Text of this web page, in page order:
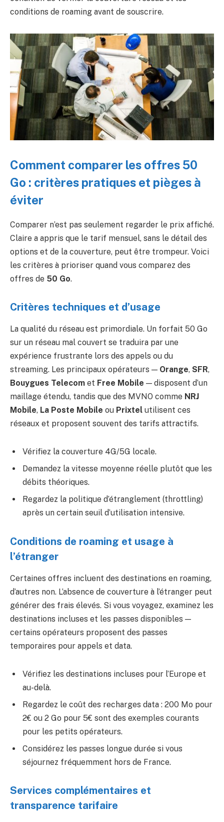
conditions de roaming avant de souscrire.
Comment comparer les offres 50
Go : critères pratiques et pièges à
éviter
Comparer n’est pas seulement regarder le prix affiché.
Claire a appris que le tarif mensuel, sans le détail des
options et de la couverture, peut être trompeur. Voici
les critères à prioriser quand vous comparez des
offres de 50 Go.
Critères techniques et d’usage
La qualité du réseau est primordiale. Un forfait 50 Go
sur un réseau mal couvert se traduira par une
expérience frustrante lors des appels ou du
streaming. Les principaux opérateurs — Orange, SFR,
Bouygues Telecom et Free Mobile — disposent d’un
maillage étendu, tandis que des MVNO comme NRJ
Mobile, La Poste Mobile ou Prixtel utilisent ces
réseaux et proposent souvent des tarifs attractifs.
Vérifiez la couverture 4G/5G locale.
Demandez la vitesse moyenne réelle plutôt que les
débits théoriques.
Regardez la politique d’étranglement (throttling)
après un certain seuil d’utilisation intensive.
Conditions de roaming et usage à
l’étranger
Certaines offres incluent des destinations en roaming,
d’autres non. L’absence de couverture à l’étranger peut
générer des frais élevés. Si vous voyagez, examinez les
destinations incluses et les passes disponibles —
certains opérateurs proposent des passes
temporaires pour appels et data.
Vérifiez les destinations incluses pour l’Europe et
au-delà.
Regardez le coût des recharges data : 200 Mo pour
2€ ou 2 Go pour 5€ sont des exemples courants
pour les petits opérateurs.
Considérez les passes longue durée si vous
séjournez fréquemment hors de France.
Services complémentaires et
transparence tarifaire